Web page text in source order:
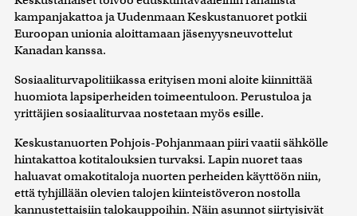
kampanjakattoa ja Uudenmaan Keskustanuoret potkii
Euroopan unionia aloittamaan jäsenyysneuvottelut
Kanadan kanssa.
Sosiaaliturvapolitiikassa erityisen moni aloite kiinnittää
huomiota lapsiperheiden toimeentuloon. Perustuloa ja
yrittäjien sosiaaliturvaa nostetaan myös esille.
Keskustanuorten Pohjois-Pohjanmaan piiri vaatii sähkölle
hintakattoa kotitalouksien turvaksi. Lapin nuoret taas
haluavat omakotitaloja nuorten perheiden käyttöön niin,
että tyhjillään olevien talojen kiinteistöveron nostolla
kannustettaisiin talokauppoihin. Näin asunnot siirtyisivät